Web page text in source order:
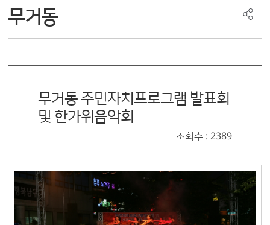
무거동
무거동 주민자치프로그램 발표회
및 한가위음악회
조회수 : 2389